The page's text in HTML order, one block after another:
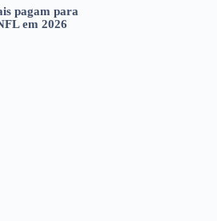
pagam para
em 2026